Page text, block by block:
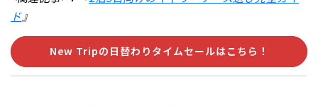
ド』
New Tripの日替わりタイムセールはこちら！